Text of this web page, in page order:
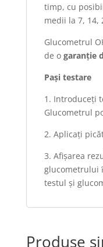
timp, cu
medii la 7, 14,
Glucometrul
de o garanţie
Paşi testare
1. Introduceţi
Glucometrul
2. Aplicaţi
3. Afişarea
glucometrului
testul şi
Produse